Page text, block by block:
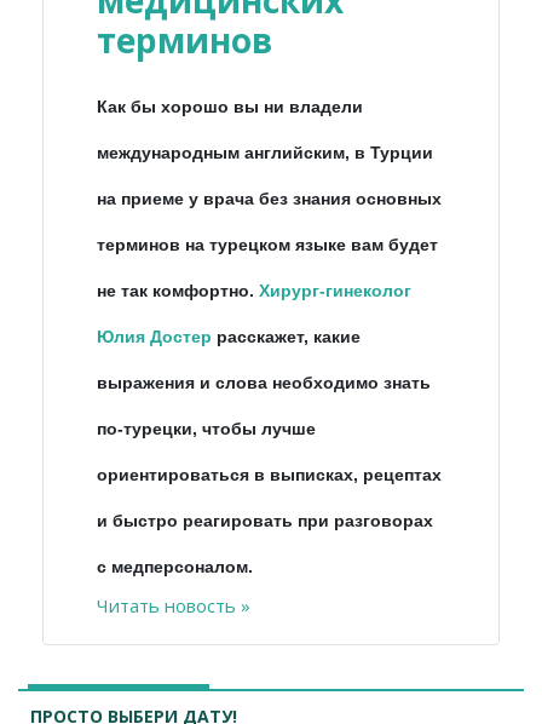
терминов
Как бы хорошо вы ни владели
международным английским, в Турции
на приеме у врача без знания основных
терминов на турецком языке вам будет
не так комфортно. Хирург-гинеколог
Юлия Достер расскажет, какие
выражения и слова необходимо знать
по-турецки, чтобы лучше
ориентироваться в выписках, рецептах
и быстро реагировать при разговорах
с медперсоналом.
Читать новость »
ПРОСТО ВЫБЕРИ ДАТУ!